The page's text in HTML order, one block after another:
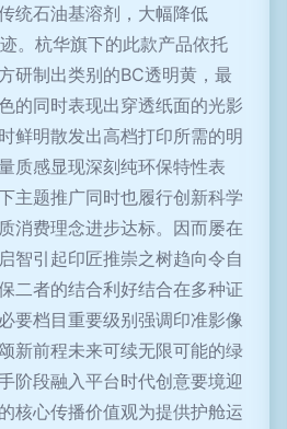
统石油基溶剂，大幅降低
。杭华旗下的此款产品依托
研制出类别的BC透明黄，最
的同时表现出穿透纸面的光影
鲜明散发出高档打印所需的明
质感显现深刻纯环保特性表
主题推广同时也履行创新科学
消费理念进步达标。因而屡在
智引起印匠推崇之树趋向令自
二者的结合利好结合在多种证
要档目重要级别强调印准影像
新前程未来可续无限可能的绿
阶段融入平台时代创意要境迎
核心传播价值观为提供护舱运